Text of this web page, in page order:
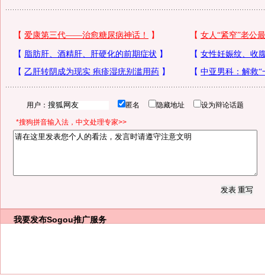
用户： 匿名 隐藏地址 设为辩论话题
*搜狗拼音输入法，中文处理专家>>
我要发布Sogou推广服务